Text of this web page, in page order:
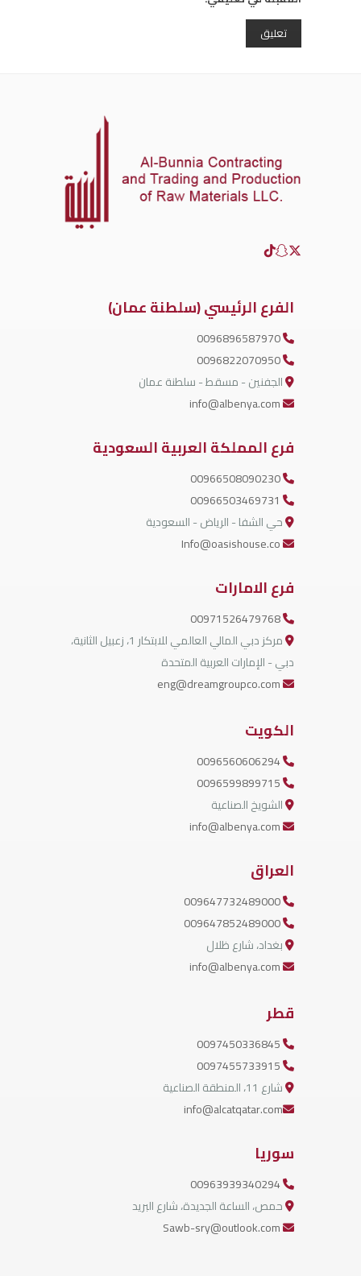
الفرع الرئيسي (سلطنة عمان)
الجفنين - مسقط - سلطنة عمان
فرع المملكة العربية السعودية
حي الشفا - الرياض - السعودية
فرع الامارات
مركز دبي المالي العالمي للابتكار 1، زعبيل الثانية،
دبي - الإمارات العربية المتحدة
الكويت
الشويخ الصناعية
العراق
بغداد، شارع ظلال
قطر
شارع 11، المنطقة الصناعية
info@alcatqatar.com
سوريا
حمص، الساعة الجديدة، شارع البريد